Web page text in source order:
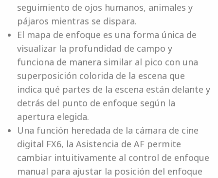
seguimiento de ojos humanos, animales y
pájaros mientras se dispara.
El mapa de enfoque es una forma única de
visualizar la profundidad de campo y
funciona de manera similar al pico con una
superposición colorida de la escena que
indica qué partes de la escena están delante y
detrás del punto de enfoque según la
apertura elegida.
Una función heredada de la cámara de cine
digital FX6, la Asistencia de AF permite
cambiar intuitivamente al control de enfoque
manual para ajustar la posición del enfoque